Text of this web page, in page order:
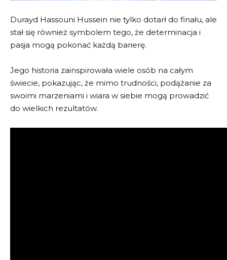
Durayd Hassouni Hussein nie tylko dotarł do finału, ale
stał się również symbolem tego, że determinacja i
pasja mogą pokonać każdą barierę.
Jego historia zainspirowała wiele osób na całym
świecie, pokazując, że mimo trudności, podążanie za
swoimi marzeniami i wiara w siebie mogą prowadzić
do wielkich rezultatów.